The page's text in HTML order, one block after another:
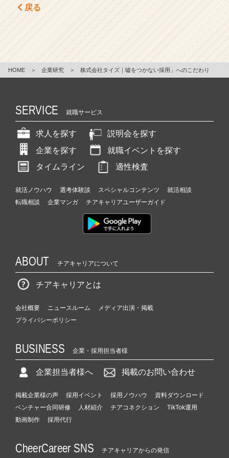
戻る
HOME ＞ 企業研究 ＞ 株式会社タイズ｜嘘をつかない採用」へのこだわり
SERVICE 就職サービス
求人を探す
説明会を探す
企業を探す
就職イベントを探す
タイムライン
適性検査
就活ノウハウ 選考体験談 スペシャルコンテンツ
就活相談
転職相談
企業マンガ チアキャリアユーザーガイド
ABOUT チアキャリアについて
チアキャリアとは
会社概要 ニュースルーム
メディア出演・掲載
プライバシーポリシー
BUSINESS 企業・採用担当者様
企業担当者様へ 掲載のお問い合わせ
掲載企業様の声 採用イベント 採用ノウハウ
資料ダウンロード
ベンチャー合同研修
人材紹介 チアコネクション
TikTok運用
動画制作
採用代行
CheerCareer SNS チアキャリアからの発信